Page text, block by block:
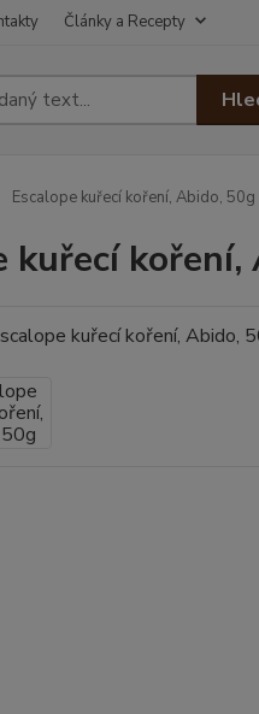
Články a Recepty
Escalope kuřecí koření, Abido, 50g
kuřecí koření,